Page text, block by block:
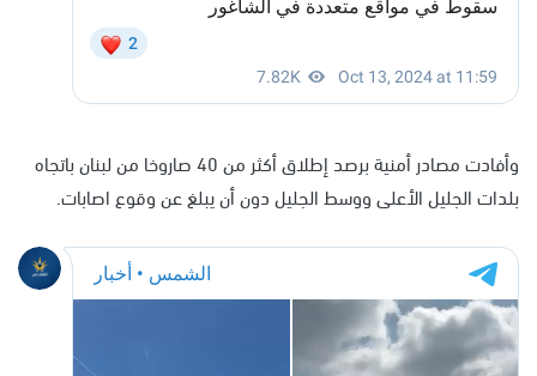
وأفادت مصادر أمنية برصد إطلاق أكثر من 40 صاروخا من لبنان باتجاه
بلدات الجليل الأعلى ووسط الجليل دون أن يبلغ عن وقوع اصابات.